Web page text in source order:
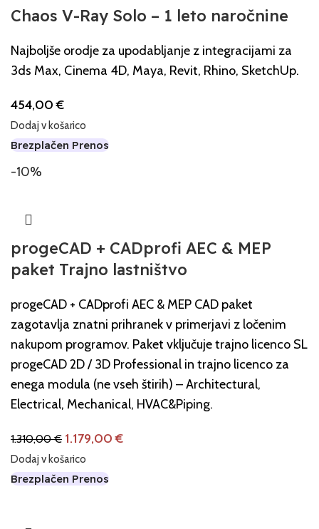
Chaos V-Ray Solo – 1 leto naročnine
Najboljše orodje za upodabljanje z integracijami za
3ds Max, Cinema 4D, Maya, Revit, Rhino, SketchUp.
454,00€
Dodaj v košarico
Brezplačen Prenos
-10%
progeCAD + CADprofi AEC & MEP
paket Trajno lastništvo
progeCAD + CADprofi AEC & MEP CAD paket
zagotavlja znatni prihranek v primerjavi z ločenim
nakupom programov. Paket vključuje trajno licenco SL
progeCAD 2D / 3D Professional in trajno licenco za
enega modula (ne vseh štirih) – Architectural,
Electrical, Mechanical, HVAC&Piping.
1.310,00€ 1.179,00€
Dodaj v košarico
Brezplačen Prenos